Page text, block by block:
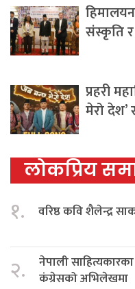
संस्कृति र
प्रहरी
मेरो देश’
लोकप्रिय
१. वरिष्ठ कवि शैलेन्द्र
२.
नेपाली
कंग्रेसको अभिलेखमा